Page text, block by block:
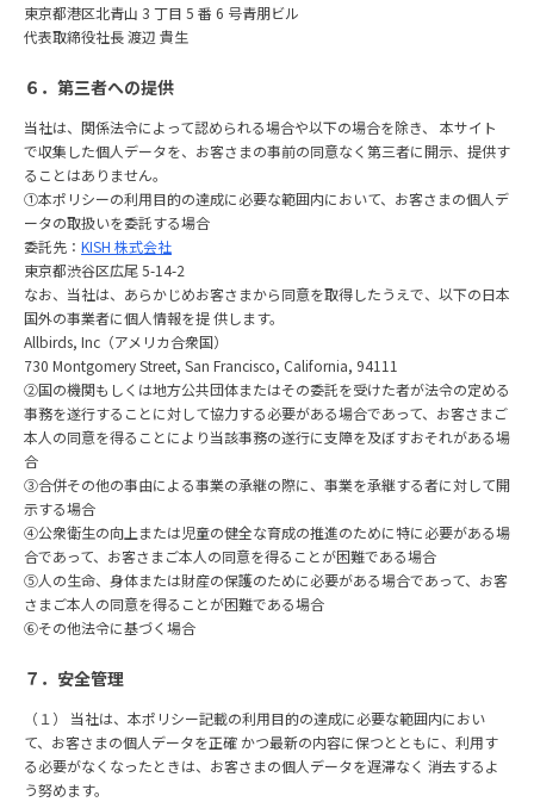
東京都港区北⻘⼭ 3 丁⽬ 5 番 6 号⻘朋ビル
代表取締役社⻑ 渡辺 貴⽣
６．第三者への提供
当社は、関係法令によって認められる場合や以下の場合を除き、 本サイト
で収集した個⼈データを、お客さまの事前の同意なく第三者に開⽰、提供す
ることはありません。
①本ポリシーの利⽤⽬的の達成に必要な範囲内において、お客さまの個⼈デ
ータの取扱いを委託する場合
委託先： KISH 株式会社
東京都渋⾕区広尾 5-14-2
なお、当社は、あらかじめお客さまから同意を取得したうえで、以下の⽇本
国外の事業者に個⼈情報を提 供します。
Allbirds, Inc（アメリカ合衆国）
730 Montgomery Street, San Francisco, California, 94111
②国の機関もしくは地⽅公共団体またはその委託を受けた者が法令の定める
事務を遂⾏することに対して協⼒する必要がある場合であって、お客さまご
本⼈の同意を得ることにより当該事務の遂⾏に⽀障を及ぼすおそれがある場
合
③合併その他の事由による事業の承継の際に、事業を承継する者に対して開
⽰する場合
④公衆衛⽣の向上または児童の健全な育成の推進のために特に必要がある場
合であって、お客さまご本⼈の同意を得ることが困難である場合
⑤⼈の⽣命、⾝体または財産の保護のために必要がある場合であって、お客
さまご本⼈の同意を得ることが困難である場合
⑥その他法令に基づく場合
７．安全管理
（１） 当社は、本ポリシー記載の利⽤⽬的の達成に必要な範囲内におい
て、お客さまの個⼈データを正確 かつ最新の内容に保つとともに、利⽤す
る必要がなくなったときは、お客さまの個⼈データを遅滞なく 消去するよ
う努めます。